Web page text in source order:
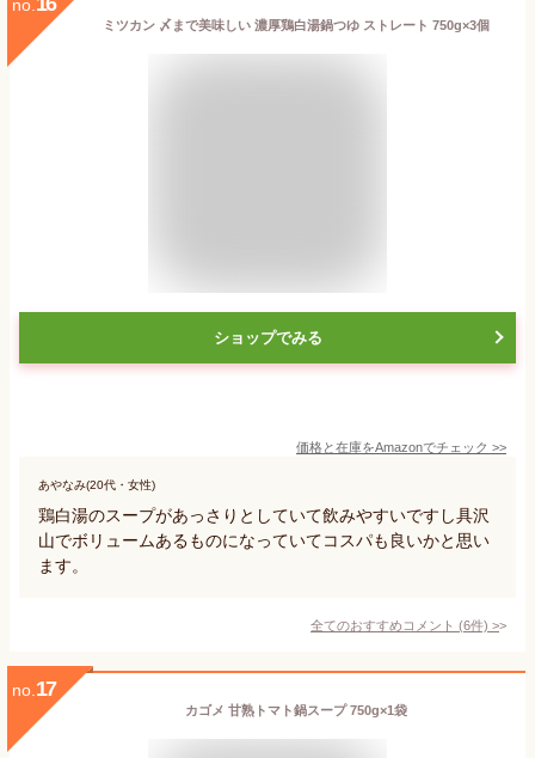
no.
ミツカン 〆まで美味しい 濃厚鶏白湯鍋つゆ ストレート 750g×3個
ショップでみる
価格と在庫をAmazonでチェック >>
あやなみ(20代・女性)
鶏白湯のスープがあっさりとしていて飲みやすいですし具沢
山でボリュームあるものになっていてコスパも良いかと思い
ます。
全てのおすすめコメント (6件) >
no. 17
カゴメ 甘熟トマト鍋スープ 750g×1袋